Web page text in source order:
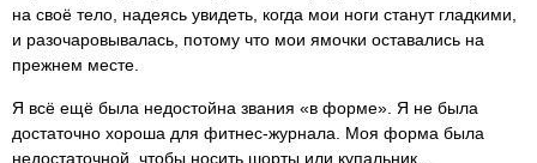
на своё тело, надеясь увидеть, когда мои ноги станут гладкими,
и разочаровывалась, потому что мои ямочки оставались на
прежнем месте.
Я всё ещё была недостойна звания «в форме». Я не была
достаточно хороша для фитнес-журнала. Моя форма была
недостаточной, чтобы носить шорты или купальник…